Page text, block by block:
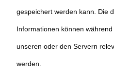
gespeichert werden kann. Die
Informationen können
unseren oder den Servern
werden.